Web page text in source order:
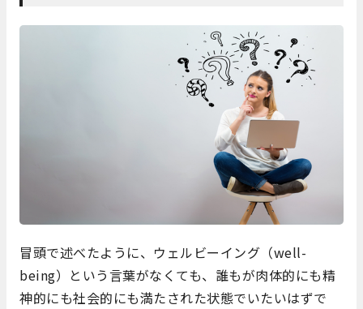
冒頭で述べたように、ウェルビーイング（well-
being）という言葉がなくても、誰もが肉体的にも精
神的にも社会的にも満たされた状態でいたいはずで